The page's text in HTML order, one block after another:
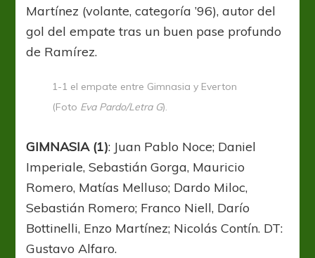
Martínez (volante, categoría ’96), autor del
gol del empate tras un buen pase profundo
de Ramírez.
1-1 el empate entre Gimnasia y Everton
(Foto Eva Pardo/Letra G).
GIMNASIA (1): Juan Pablo Noce; Daniel
Imperiale, Sebastián Gorga, Mauricio
Romero, Matías Melluso; Dardo Miloc,
Sebastián Romero; Franco Niell, Darío
Bottinelli, Enzo Martínez; Nicolás Contín. DT:
Gustavo Alfaro.